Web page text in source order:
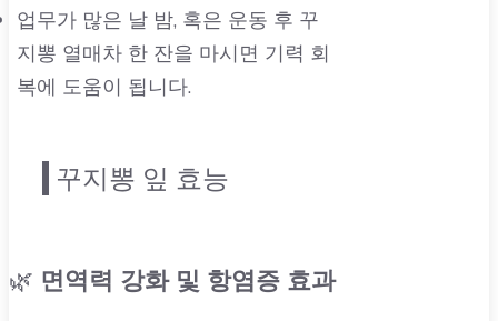
업무가 많은 날 밤, 혹은 운동 후 꾸
지뽕 열매차 한 잔을 마시면 기력 회
복에 도움이 됩니다.
꾸지뽕 잎 효능
🌿 면역력 강화 및 항염증 효과